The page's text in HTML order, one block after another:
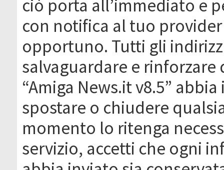
ciò porta all’immediato e
con notifica al tuo
opportuno. Tutti gli
salvaguardare e
“Amiga News.it v8.5”
spostare o chiudere
momento lo ritenga
servizio, accetti che ogni